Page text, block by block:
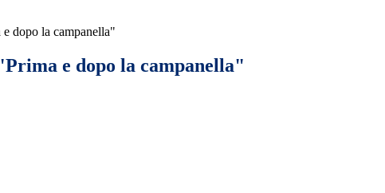
dopo la campanella"
e dopo la campanella"